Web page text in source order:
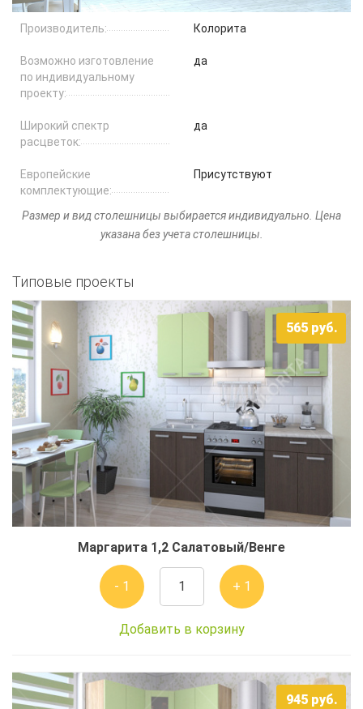
Смесители
Главная
О компании
Скидки
Оплата и доставка
Контакты
Производитель: Колорита
Возможно изготовление
по индивидуальному
проекту:
да
Широкий спектр
расцветок:
да
Европейские
комплектующие:
Присутствуют
Рaзмер и вид столешницы выбирается индивидуально. Цена
указана без учета столешницы.
Типовые проекты
565 руб.
Маргарита 1,2 Салатовый/Венге
- 1 + 1
Добавить в корзину
945 руб.